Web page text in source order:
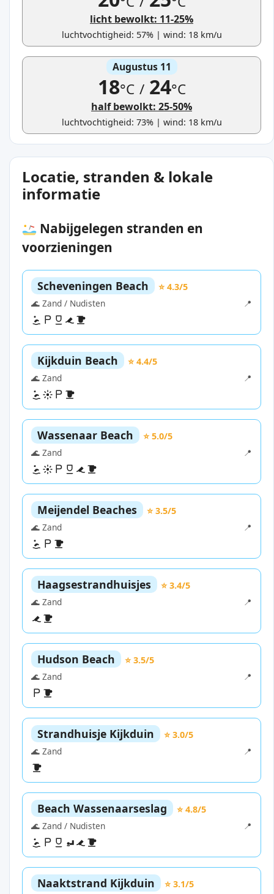
licht bewolkt: 11-25%
luchtvochtigheid: 57% | wind: 18 km/u
Augustus 11
18°C /24°C
half bewolkt: 25-50%
luchtvochtigheid: 73% | wind: 18 km/u
Locatie, stranden & lokale
informatie
Nabijgelegen stranden en
voorzieningen
Scheveningen Beach
⭐ 4.3/5
🌊 Zand / Nudisten
📍
Kijkduin Beach
⭐ 4.4/5
🌊 Zand
📍
Wassenaar Beach
⭐ 5.0/5
🌊 Zand
📍
Meijendel Beaches
⭐ 3.5/5
🌊 Zand
📍
Haagsestrandhuisjes
⭐ 3.4/5
🌊 Zand
📍
Hudson Beach
⭐ 3.5/5
🌊 Zand
📍
Strandhuisje Kijkduin
⭐ 3.0/5
🌊 Zand
📍
Beach Wassenaarseslag
⭐ 4.8/5
🌊 Zand / Nudisten
📍
Naaktstrand Kijkduin
⭐ 3.1/5